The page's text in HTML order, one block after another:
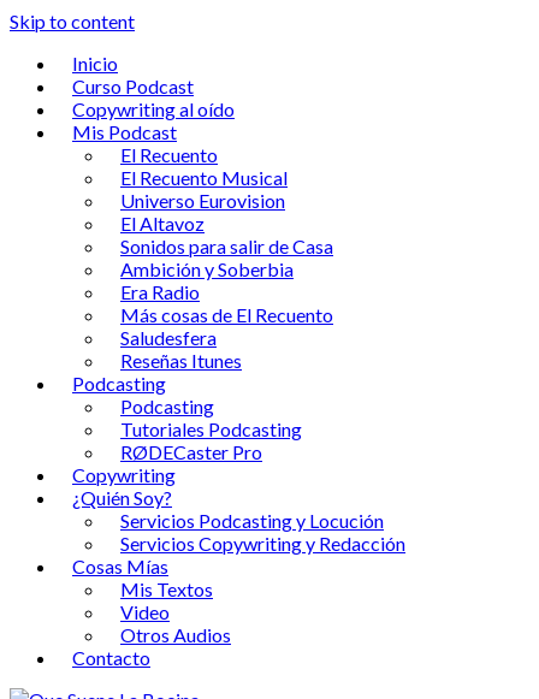
Skip to content
Inicio
Curso Podcast
Copywriting al oído
Mis Podcast
El Recuento
El Recuento Musical
Universo Eurovision
El Altavoz
Sonidos para salir de Casa
Ambición y Soberbia
Era Radio
Más cosas de El Recuento
Saludesfera
Reseñas Itunes
Podcasting
Podcasting
Tutoriales Podcasting
RØDECaster Pro
Copywriting
¿Quién Soy?
Servicios Podcasting y Locución
Servicios Copywriting y Redacción
Cosas Mías
Mis Textos
Video
Otros Audios
Contacto